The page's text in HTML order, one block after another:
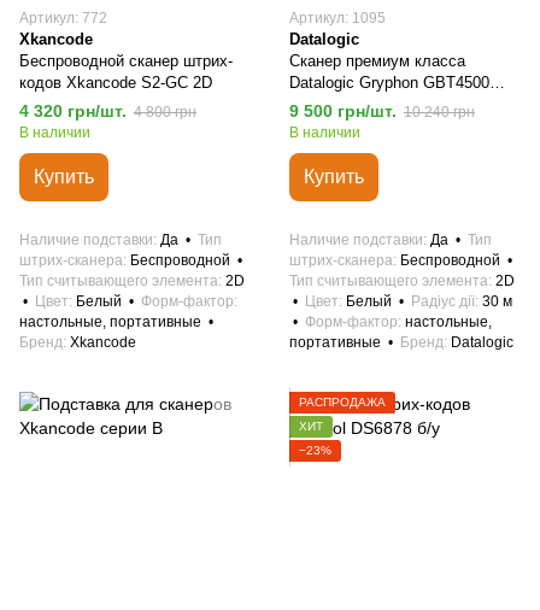
Артикул: 772
Xkancode
Беспроводной сканер штрих-
кодов Xkancode S2-GC 2D
4 320 грн/шт. 4 800 грн
В наличии
Купить
Наличие подставки Да
Тип
штрих-сканера Беспроводной
Тип считывающего элемента 2D
Цвет Белый
Форм-фактор
настольные, портативные
Бренд Xkancode
Артикул: 1095
Datalogic
Сканер премиум класса
Datalogic Gryphon GBT4500
1D/2D
9 500 грн/шт. 10 240 грн
В наличии
Купить
Наличие подставки Да
Тип
штрих-сканера Беспроводной
Тип считывающего элемента 2D
Цвет Белый Радіус дії 30 м
Форм-фактор настольные,
портативные
Бренд Datalogic
РАСПРОДАЖА
ХИТ
−23%